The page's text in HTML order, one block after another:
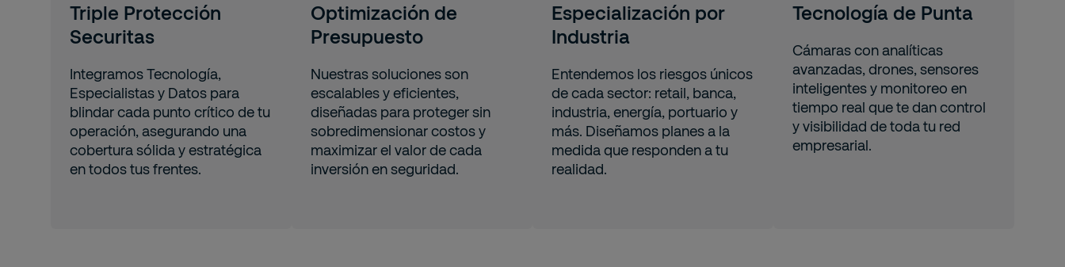
Triple Protección
Securitas
Integramos Tecnología,
Especialistas y Datos para
blindar cada punto crítico de tu
operación, asegurando una
cobertura sólida y estratégica
en todos tus frentes.
Optimización de
Presupuesto
Nuestras soluciones son
escalables y eficientes,
diseñadas para proteger sin
sobredimensionar costos y
maximizar el valor de cada
inversión en seguridad.
Especialización por
Industria
Entendemos los riesgos únicos
de cada sector: retail, banca,
industria, energía, portuario y
más. Diseñamos planes a la
medida que responden a tu
realidad.
Tecnología de Punta
Cámaras con analíticas
avanzadas, drones, sensores
inteligentes y monitoreo en
tiempo real que te dan control
y visibilidad de toda tu red
empresarial.